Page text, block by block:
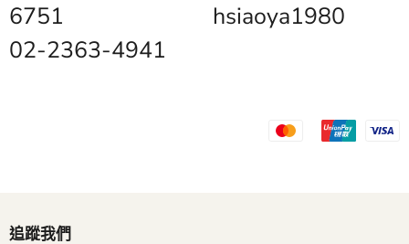
6751
02-2363-4941
hsiaoya1980
追蹤我們